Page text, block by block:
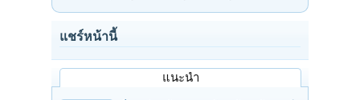
แชร์หน้านี้
แนะนำ